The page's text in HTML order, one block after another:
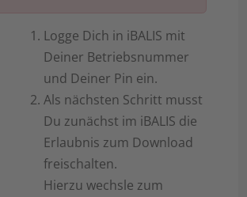
Logge Dich in iBALIS mit
Deiner Betriebsnummer
und Deiner Pin ein.
Als nächsten Schritt musst
Du zunächst im iBALIS die
Erlaubnis zum Download
freischalten.
Hierzu wechsle zum